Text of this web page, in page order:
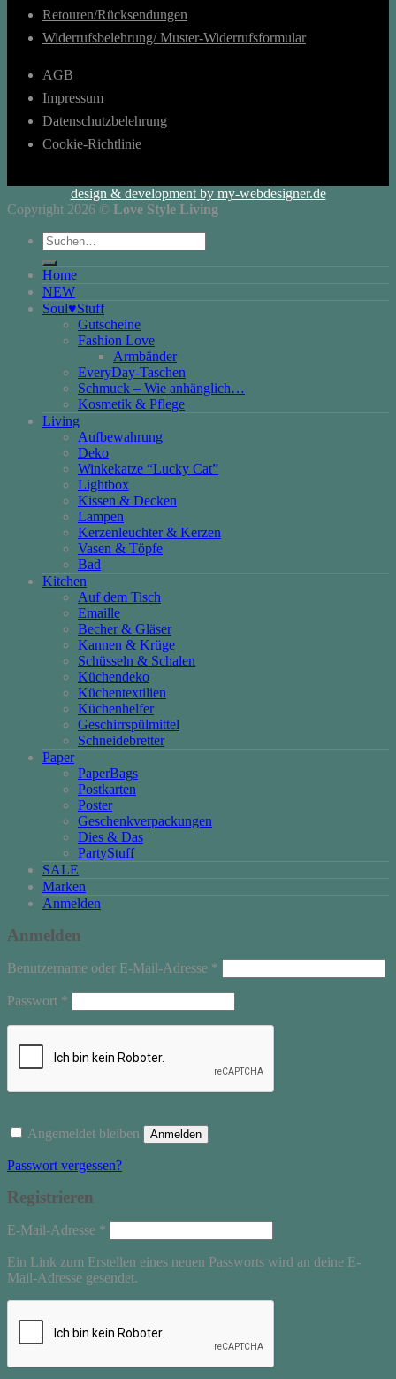
Retouren/Rücksendungen
Widerrufsbelehrung/ Muster-Widerrufsformular
AGB
Impressum
Datenschutzbelehrung
Cookie-Richtlinie
design & development by my-webdesigner.de
Copyright 2026 © Love Style Living
Suchen
nach:
Home
NEW
Soul♥Stuff
Gutscheine
Fashion Love
Armbänder
EveryDay-Taschen
Schmuck – Wie anhänglich…
Kosmetik & Pflege
Living
Aufbewahrung
Deko
Winkekatze “Lucky Cat”
Lightbox
Kissen & Decken
Lampen
Kerzenleuchter & Kerzen
Vasen & Töpfe
Bad
Kitchen
Auf dem Tisch
Emaille
Becher & Gläser
Kannen & Krüge
Schüsseln & Schalen
Küchendeko
Küchentextilien
Küchenhelfer
Geschirrspülmittel
Schneidebretter
Paper
PaperBags
Postkarten
Poster
Geschenkverpackungen
Dies & Das
PartyStuff
SALE
Marken
Anmelden
Anmelden
Benutzername oder E-Mail-Adresse *
Passwort *
Angemeldet bleiben Anmelden
Passwort vergessen?
Registrieren
E-Mail-Adresse *
Ein Link zum Erstellen eines neuen Passworts wird an deine E-
Mail-Adresse gesendet.